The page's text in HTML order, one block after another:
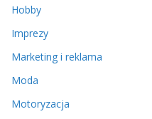
Hobby
Imprezy
Marketing i reklama
Moda
Motoryzacja